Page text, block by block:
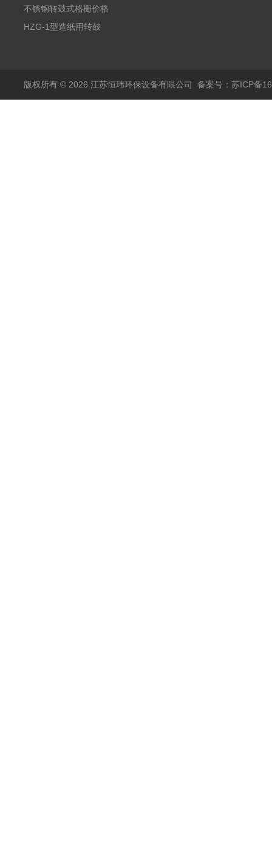
格
不锈钢转鼓式格栅价格
HZG-1型造纸用转鼓
版权所有 © 2026 江苏恒玮环保设备有限公司 备案号：苏ICP备